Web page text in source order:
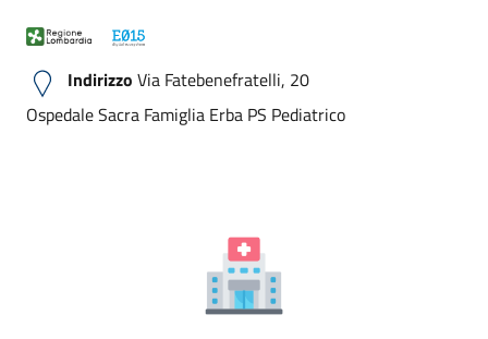
Indirizzo Via Fatebenefratelli, 20
Ospedale Sacra Famiglia Erba PS Pediatrico